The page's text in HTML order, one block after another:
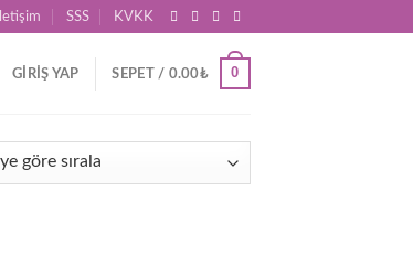
İletişim SSS KVKK
GIRIŞ YAP SEPET / 0.00₺ 0